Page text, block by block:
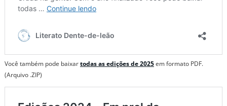
Você também pode baixartodas as edições de 2025em formato PDF.
(Arquivo .ZIP)